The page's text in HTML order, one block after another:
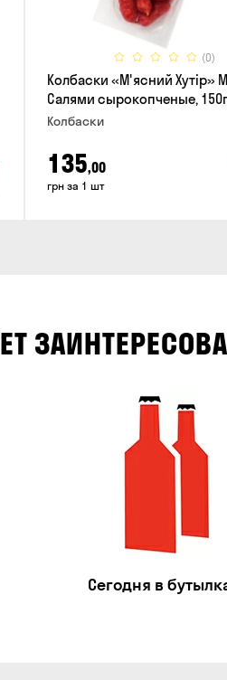
(0)
Колбаски «М'ясний Хутір»
Салями сырокопченые, 150г
Колбаски
135,00
грн за 1 шт
Сегодня в